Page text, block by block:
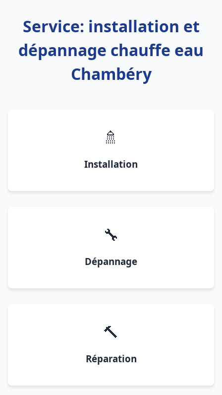
Service: installation et
dépannage chauffe eau
Chambéry
🚿
Installation
🔧
Dépannage
🔨
Réparation